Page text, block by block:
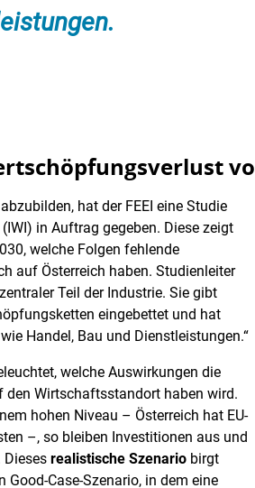
hat der FEEI eine Studie
in Auftrag gegeben. Diese zeigt
welche Folgen fehlende
auf Österreich haben. Studienleiter
Teil der Industrie. Sie gibt
eingebettet und hat
Handel, Bau und Dienstleistungen.“
welche Auswirkungen die
den Wirtschaftsstandort haben wird.
hohen Niveau – Österreich hat EU-
–, so bleiben Investitionen aus und
realistische Szenario birgt
Good-Case-Szenario, in dem eine